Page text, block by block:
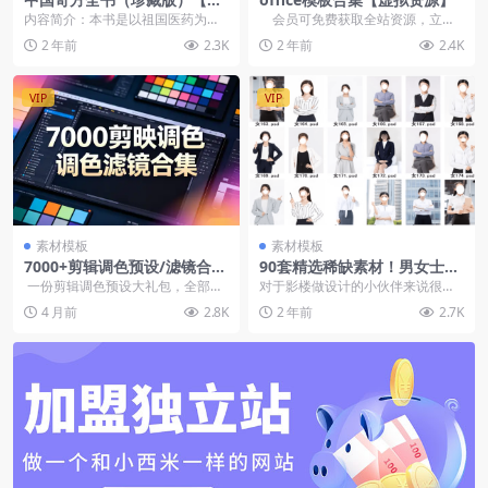
拟资源】
内容简介：本书是以祖国医药为主
的一本独具一格、疗效出奇、方法
新颖、屡试屡验的古今...
2 年前 2.3K
会员可免费获取全站资源，立即
开通会员
2 年前 2.4K
VIP
素材模板
7000+剪辑调色预设/滤镜合
集，日系/胶片/婚礼/INS风等
11种风格，支持剪映/PR/AE/
达芬奇
一份剪辑调色预设大礼包，全部为
中文分类，且有这各种风格，比
如：日系/...
4 月前 2.8K
VIP
素材模板
90套精选稀缺素材！男女士职
业装形象照PSD素材模板，职
业装形象照PS设计模板素材
对于影楼做设计的小伙伴来说很不
错，里面包含了常见男女生的职业
装形象照素材，入职和...
2 年前 2.7K